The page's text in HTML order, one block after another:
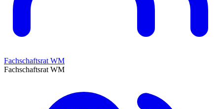
Fachschaftsrat WM
Fachschaftsrat WM